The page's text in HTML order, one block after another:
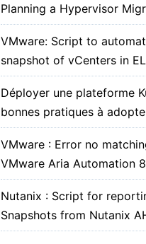
Planning a Hypervisor
VMware: Script to
snapshot of vCenters in
Déployer une plateforme
bonnes pratiques à
VMware : Error no
VMware Aria Automation
Nutanix : Script for
Snapshots from Nutanix